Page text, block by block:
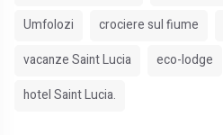
Umfolozi
crociere sul fiume
vacanze Saint Lucia
eco-lodge
hotel Saint Lucia.